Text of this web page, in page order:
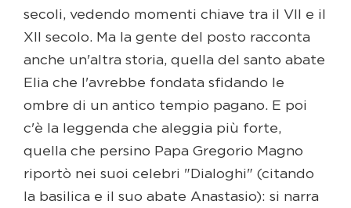
secoli, vedendo momenti chiave tra il VII e il
XII secolo. Ma la gente del posto racconta
anche un'altra storia, quella del santo abate
Elia che l'avrebbe fondata sfidando le
ombre di un antico tempio pagano. E poi
c'è la leggenda che aleggia più forte,
quella che persino Papa Gregorio Magno
riportò nei suoi celebri "Dialoghi" (citando
la basilica e il suo abate Anastasio): si narra